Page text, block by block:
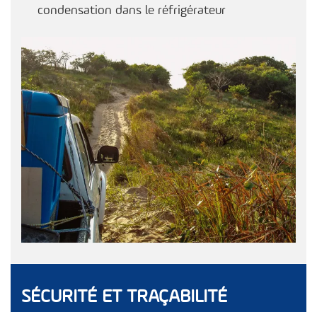
condensation dans le réfrigérateur
SÉCURITÉ ET TRAÇABILITÉ